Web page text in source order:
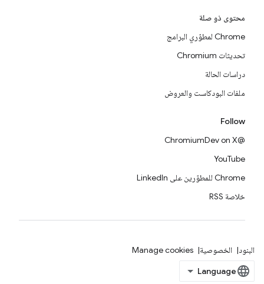
محتوى ذو صلة
Chrome لمطوّري البرامج
تحديثات Chromium
دراسات الحالة
ملفات البودكاست والعروض
Follow
@ChromiumDev on X
YouTube
Chrome للمطوّرين على LinkedIn
خلاصة RSS
البنود الخصوصية Manage cookies